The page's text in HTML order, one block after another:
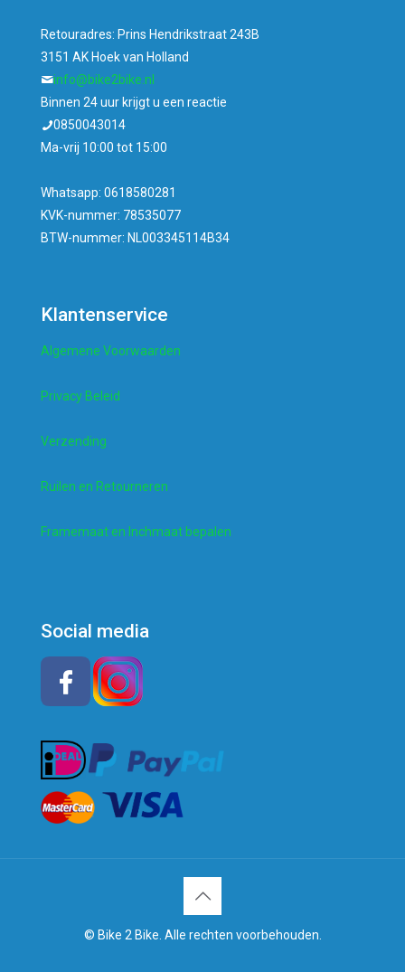
Retouradres: Prins Hendrikstraat 243B
3151 AK Hoek van Holland
info@bike2bike.nl
Binnen 24 uur krijgt u een reactie
0850043014
Ma-vrij 10:00 tot 15:00
Whatsapp: 0618580281
KVK-nummer: 78535077
BTW-nummer: NL003345114B34
Klantenservice
Algemene Voorwaarden
Privacy Beleid
Verzending
Ruilen en Retourneren
Framemaat en Inchmaat bepalen
Social media
© Bike 2 Bike. Alle rechten voorbehouden.